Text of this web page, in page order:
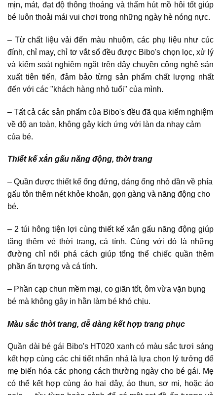
mịn, mát, đạt độ thông thoáng và thấm hút mồ hôi tốt giúp
bé luôn thoải mái vui chơi trong những ngày hè nóng nực.
– Từ chất liệu vải đến màu nhuộm, các phụ liệu như cúc
đính, chỉ may, chỉ tơ vắt sổ đều được Bibo's chọn lọc, xử lý
và kiểm soát nghiêm ngặt trên dây chuyền công nghệ sản
xuất tiên tiến, đảm bảo từng sản phẩm chất lượng nhất
đến với các "khách hàng nhỏ tuổi" của mình.
– Tất cả các sản phẩm của Bibo's đều đã qua kiểm nghiệm
về độ an toàn, không gây kích ứng với làn da nhạy cảm
của bé.
Thiết kế xắn gấu năng động, thời trang
– Quần được thiết kế ống đứng, dáng ống nhỏ dần về phía
gấu tôn thêm nét khỏe khoắn, gọn gàng và năng động cho
bé.
– 2 túi hông tiện lợi cùng thiết kế xắn gấu năng động giúp
tăng thêm vẻ thời trang, cá tính. Cùng với đó là những
đường chỉ nổi phá cách giúp tổng thể chiếc quần thêm
phần ấn tượng và cá tính.
– Phần cạp chun mềm mại, co giãn tốt, ôm vừa vặn bụng
bé mà không gây in hằn làm bé khó chịu.
Màu sắc thời trang, dễ dàng kết hợp trang phục
Quần dài bé gái Bibo's HT020 xanh có màu sắc tươi sáng
kết hợp cùng các chi tiết nhấn nhá là lựa chọn lý tưởng để
mẹ biến hóa các phong cách thường ngày cho bé gái. Mẹ
có thể kết hợp cùng áo hai dây, áo thun, sơ mi, hoặc áo